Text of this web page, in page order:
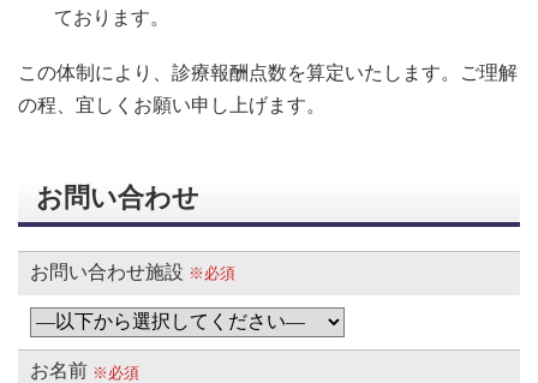
ております。
この体制により、診療報酬点数を算定いたします。ご理解
の程、宜しくお願い申し上げます。
お問い合わせ
お問い合わせ施設 ※必須
お名前 ※必須